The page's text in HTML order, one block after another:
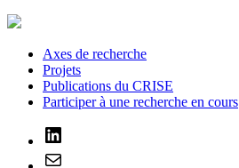
Axes de recherche
Projets
Publications du CRISE
Participer à une recherche en cours